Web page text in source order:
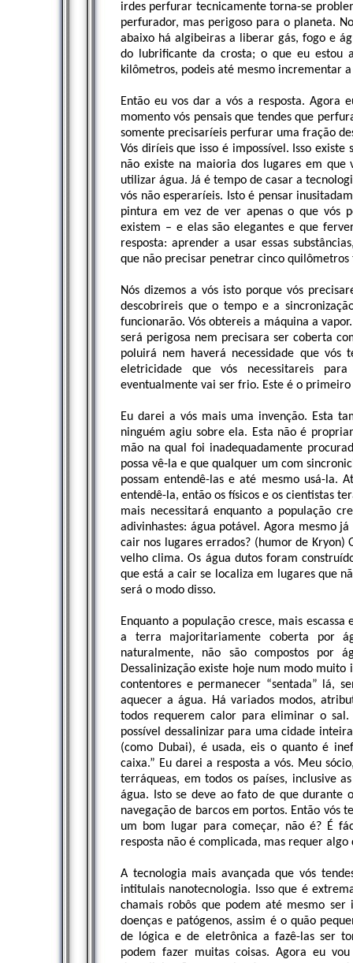
irdes perfurar tecnicamente torna-se
perfurador, mas perigoso para o planeta.
abaixo há algibeiras a liberar gás, fogo e
do lubrificante da crosta; o que eu estou
kilômetros, podeis até mesmo incrementar
Então eu vos dar a vós a resposta. Agora
momento vós pensais que tendes que
somente precisaríeis perfurar uma fração
Vós diríeis que isso é impossível. Isso
não existe na maioria dos lugares em que
utilizar água. Já é tempo de casar a
vós não esperaríeis. Isto é pensar
pintura em vez de ver apenas o que vós
existem – e elas são elegantes e que
resposta: aprender a usar essas
que não precisar penetrar cinco
Nós dizemos a vós isto porque vós
descobrireis que o tempo e a
funcionarão. Vós obtereis a máquina a
será perigosa nem precisara ser coberta
poluirá nem haverá necessidade que vós
eletricidade que vós necessitareis
eventualmente vai ser frio. Este é o primeiro
Eu darei a vós mais uma invenção. Esta
ninguém agiu sobre ela. Esta não é
mão na qual foi inadequadamente
possa vê-la e que qualquer um com
possam entendê-las e até mesmo usá-la.
entendê-la, então os físicos e os cientistas
mais necessitará enquanto a população
adivinhastes: água potável. Agora mesmo
cair nos lugares errados? (humor de Kryon)
velho clima. Os água dutos foram
que está a cair se localiza em lugares que
será o modo disso.
Enquanto a população cresce, mais
a terra majoritariamente coberta por
naturalmente, não são compostos por
Dessalinização existe hoje num modo
contentores e permanecer “sentada” lá,
aquecer a água. Há variados modos,
todos requerem calor para eliminar o
possível dessalinizar para uma cidade
(como Dubai), é usada, eis o quanto é
caixa.” Eu darei a resposta a vós. Meu
terráqueas, em todos os países, inclusive
água. Isto se deve ao fato de que durante
navegação de barcos em portos. Então vós
um bom lugar para começar, não é? É
resposta não é complicada, mas requer
A tecnologia mais avançada que vós
intitulais nanotecnologia. Isso que é
chamais robôs que podem até mesmo
doenças e patógenos, assim é o quão
de lógica e de eletrônica a fazê-las ser
podem fazer muitas coisas. Agora eu